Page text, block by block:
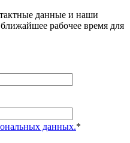
данные и наши
рабочее время для
данных.*